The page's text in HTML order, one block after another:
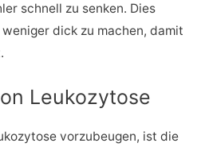
schnell zu senken. Dies
dick zu machen, damit
Leukozytose
vorzubeugen, ist die